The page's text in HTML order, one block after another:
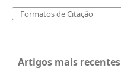
Formatos de Citação
Artigos mais recentes